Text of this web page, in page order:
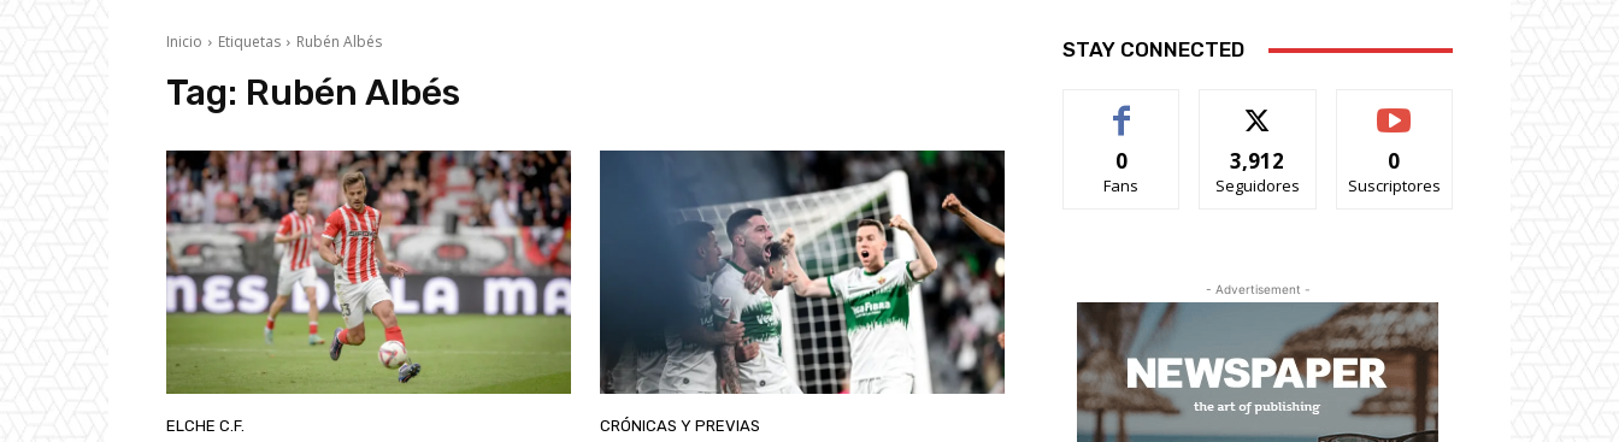
Inicio Etiquetas Rubén Albés
Tag: Rubén Albés
ELCHE C.F. CRÓNICAS Y PREVIAS
STAY CONNECTED
0
Fans
3,912
Seguidores
0
Suscriptores
- Advertisement -